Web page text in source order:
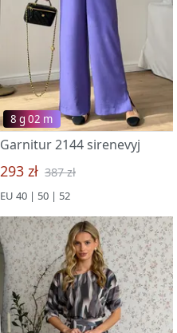
8 g 02 m
Garnitur 2144 sirenevyj
293 zł 387 zł
EU 40 | 50 | 52